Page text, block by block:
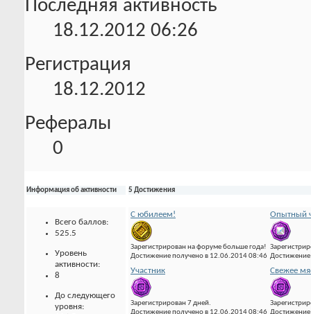
Последняя активность
18.12.2012 06:26
Регистрация
18.12.2012
Рефералы
0
Информация об активности
Всего баллов:
525.5
Уровень
активности:
8
До следующего
уровня:
5 Достижения
С юбилеем!
Зарегистрирован на форуме больше года!
Достижение получено в 12.06.2014 08:46
Опытный
Участник
Зарегистрирован 7 дней.
Достижение получено в 12.06.2014 08:46
Свежее